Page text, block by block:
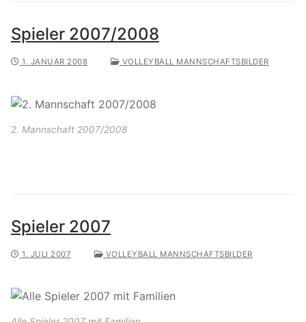
Spieler 2007/2008
1. JANUAR 2008 VOLLEYBALL MANNSCHAFTSBILDER
2. Mannschaft 2007/2008
Spieler 2007
1. JULI 2007 VOLLEYBALL MANNSCHAFTSBILDER